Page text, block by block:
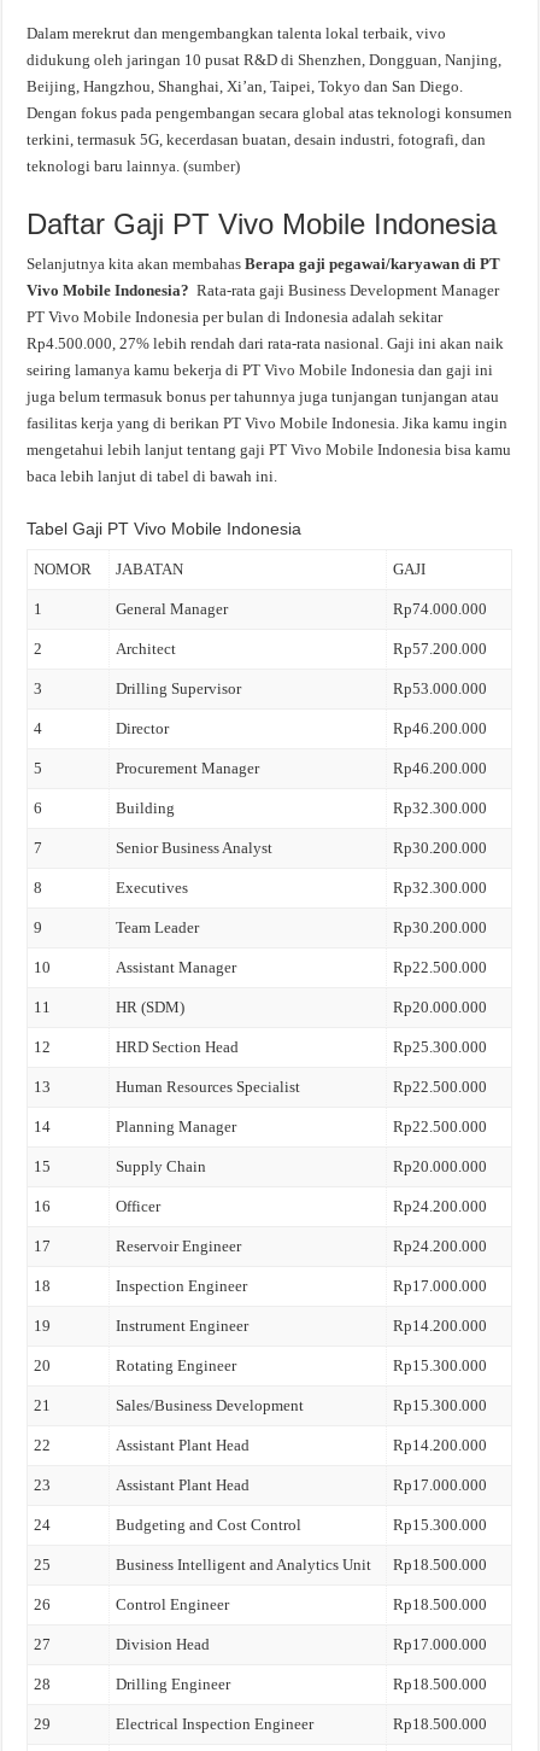
Dalam merekrut dan mengembangkan talenta lokal terbaik, vivo
didukung oleh jaringan 10 pusat R&D di Shenzhen, Dongguan, Nanjing,
Beijing, Hangzhou, Shanghai, Xi’an, Taipei, Tokyo dan San Diego.
Dengan fokus pada pengembangan secara global atas teknologi konsumen
terkini, termasuk 5G, kecerdasan buatan, desain industri, fotografi, dan
teknologi baru lainnya. (sumber)
Daftar Gaji PT Vivo Mobile Indonesia
Selanjutnya kita akan membahasBerapa gaji pegawai/karyawan di PT
Vivo Mobile Indonesia?Rata-rata gaji Business Development Manager
PT Vivo Mobile Indonesia per bulan di Indonesia adalah sekitar
Rp4.500.000, 27% lebih rendah dari rata-rata nasional. Gaji ini akan naik
seiring lamanya kamu bekerja di PT Vivo Mobile Indonesia dan gaji ini
juga belum termasuk bonus per tahunnya juga tunjangan tunjangan atau
fasilitas kerja yang di berikan PT Vivo Mobile Indonesia. Jika kamu ingin
mengetahui lebih lanjut tentang gaji PT Vivo Mobile Indonesia bisa kamu
baca lebih lanjut di tabel di bawah ini.
Tabel Gaji PT Vivo Mobile Indonesia
NOMOR JABATAN GAJI
1 General Manager Rp74.000.000
2 Architect Rp57.200.000
3 Drilling Supervisor Rp53.000.000
4 Director Rp46.200.000
5 Procurement Manager Rp46.200.000
6 Building Rp32.300.000
7 Senior Business Analyst Rp30.200.000
8 Executives Rp32.300.000
9 Team Leader Rp30.200.000
10 Assistant Manager Rp22.500.000
11 HR (SDM) Rp20.000.000
12 HRD Section Head Rp25.300.000
13 Human Resources Specialist Rp22.500.000
14 Planning Manager Rp22.500.000
15 Supply Chain Rp20.000.000
16 Officer Rp24.200.000
17 Reservoir Engineer Rp24.200.000
18 Inspection Engineer Rp17.000.000
19 Instrument Engineer Rp14.200.000
20 Rotating Engineer Rp15.300.000
21 Sales/Business Development Rp15.300.000
22 Assistant Plant Head Rp14.200.000
23 Assistant Plant Head Rp17.000.000
24 Budgeting and Cost Control Rp15.300.000
25 Business Intelligent and Analytics Unit Rp18.500.000
26 Control Engineer Rp18.500.000
27 Division Head Rp17.000.000
28 Drilling Engineer Rp18.500.000
29 Electrical Inspection Engineer Rp18.500.000